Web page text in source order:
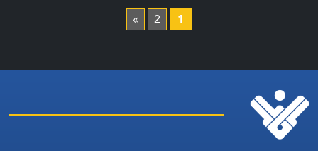
1
2
»